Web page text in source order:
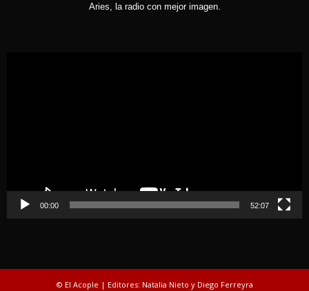
Aries, la radio con mejor imagen.
00:00 52:07
© El Acople | Editores: Natalia Nieto y Diego Ferreyra